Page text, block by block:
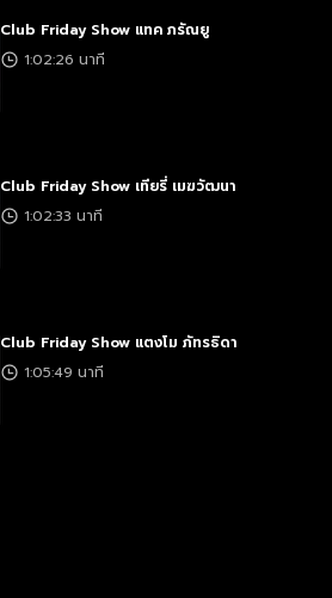
Club Friday Show แทค ภรัณยู
1:02:26 นาที
Club Friday Show เทียรี่ เมฆวัฒนา
1:02:33 นาที
Club Friday Show แตงโม ภัทรธิดา
1:05:49 นาที